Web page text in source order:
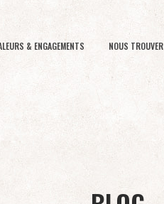
& ENGAGEMENTS NOUS TROUVER